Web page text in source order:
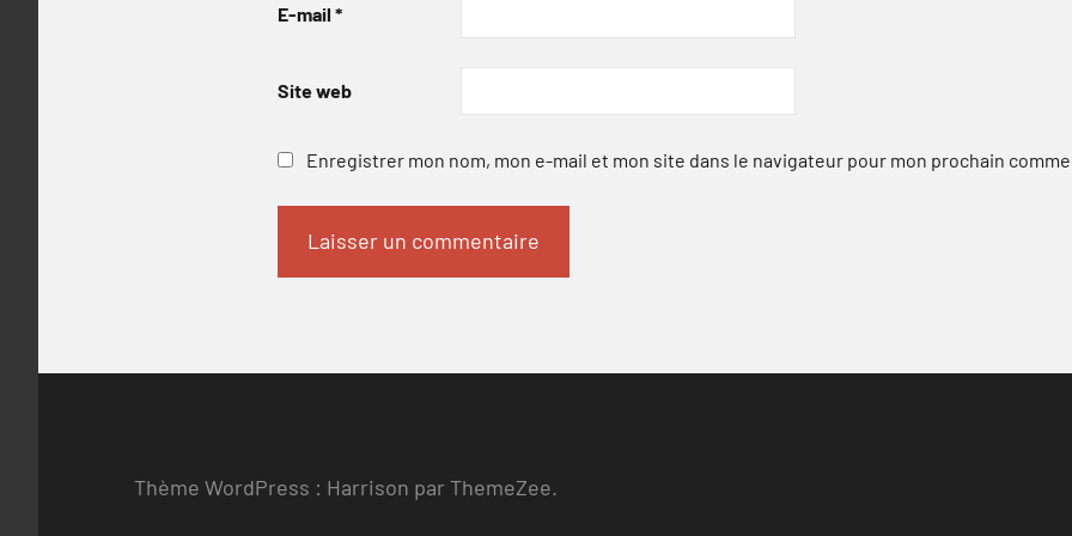
E-mail *
Site web
Enregistrer mon nom, mon e-mail et mon site dans le navigateur pour mon prochain
Thème WordPress : Harrison par ThemeZee.